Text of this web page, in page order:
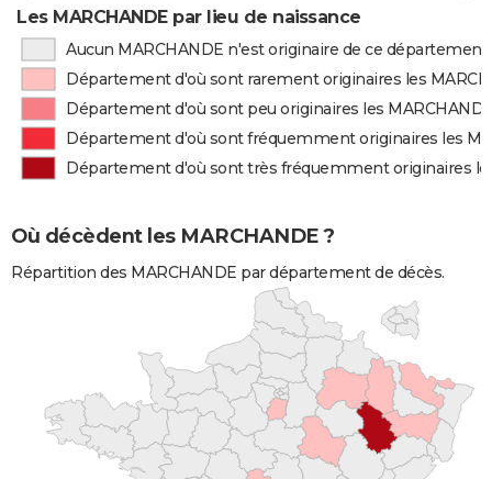
Les MARCHANDE par lieu de naissance
Aucun MARCHANDE n'est originaire de ce département
Département d'où sont rarement originaires les
Département d'où sont peu originaires les
Département d'où sont fréquemment originaires les
Département d'où sont très fréquemment originaires
Où décèdent les MARCHANDE ?
Répartition des MARCHANDE par département de décès.